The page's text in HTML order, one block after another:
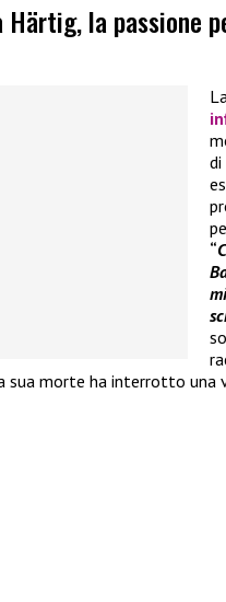
Härtig, la passione
di
“
sua morte ha interrotto una